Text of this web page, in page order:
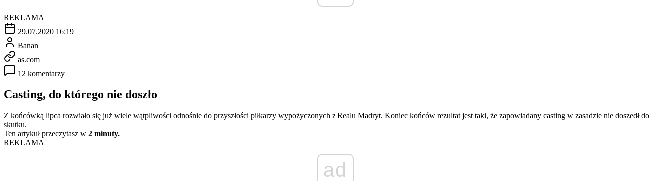
REKLAMA
29.07.2020 16:19
Banan
as.com
12 komentarzy
Casting, do którego nie doszło
Z końcówką lipca rozwiało się już wiele wątpliwości odnośnie do przyszłości piłkarzy wypożyczonych z Realu Madryt. Koniec końców rezultat jest taki, że zapowiadany casting w zasadzie nie doszedł do
skutku.
Ten artykuł przeczytasz w 2 minuty.
REKLAMA
ad